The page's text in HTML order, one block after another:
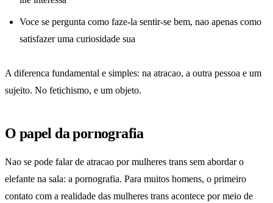
Voce se pergunta como faze-la sentir-se bem, nao apenas como
satisfazer uma curiosidade sua
A diferenca fundamental e simples: na atracao, a outra pessoa e um
sujeito. No fetichismo, e um objeto.
O papel da pornografia
Nao se pode falar de atracao por mulheres trans sem abordar o
elefante na sala: a pornografia. Para muitos homens, o primeiro
contato com a realidade das mulheres trans acontece por meio de